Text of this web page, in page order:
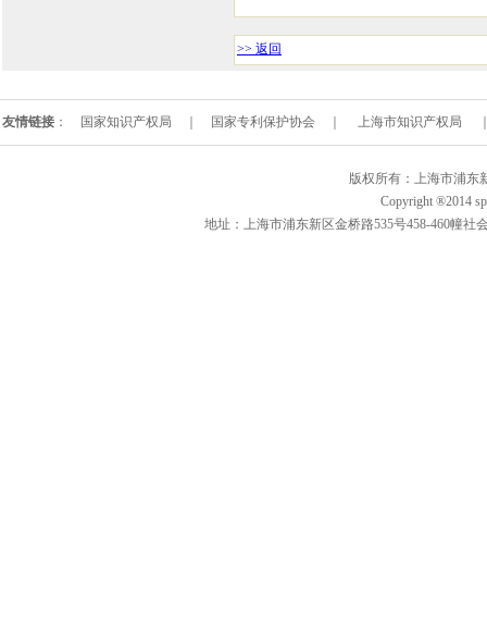
>> 返回
友情链接 ： 国家知识产权局 国家专利保护协会 上海市知识产权局
版权所有：上海市浦
Copyright ®2014
地址：上海市浦东新区金桥路535号458-460幢社